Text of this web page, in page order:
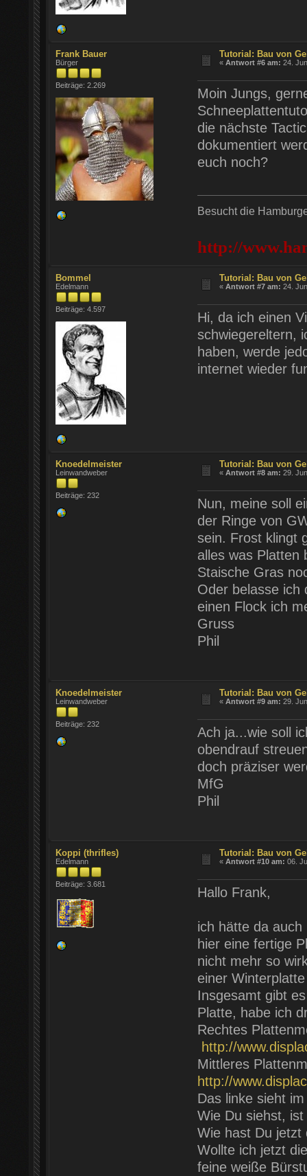
Frank Bauer
Bürger
Beiträge: 2.269
Tutorial: Bau von
«Antwort #6 am: 24.
Moin Jungs,
die nächste
dokumentiert
euch noch?
Besucht die
http://
Bommel
Edelmann
Beiträge: 4.597
Tutorial: Bau von
«Antwort #7 am: 24.
Hi, da ich einen
schwiegereltern,
haben, werde
internet wieder
Knoedelmeister
Leinwandweber
Beiträge: 232
Tutorial: Bau von
«Antwort #8 am: 29.
Nun, meine soll
der Ringe von
sein. Frost klingt
alles was Platten
Staische Gras
Oder belasse ich
einen Flock ich
Gruss
Phil
Knoedelmeister
Leinwandweber
Beiträge: 232
Tutorial: Bau von
«Antwort #9 am: 29.
Ach ja...wie soll
obendrauf
doch präziser
MfG
Phil
Koppi (thrifles)
Edelmann
Beiträge: 3.681
Tutorial: Bau von
«Antwort #10 am: 06.
Hallo Frank,
ich hätte da
hier eine fertige
nicht mehr so
einer
Insgesamt gibt
Platte, habe ich
Rechtes
http://
Mittleres
http://
Das linke sieht
Wie Du siehst,
Wie hast Du jetzt
Wollte ich jetzt
feine weiße